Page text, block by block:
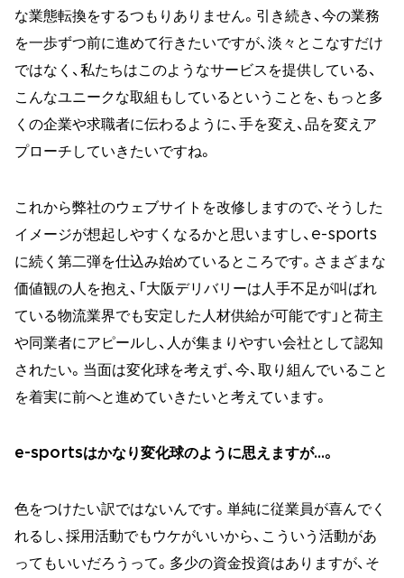
な業態転換をするつもりありません。引き続き、今の業務
を一歩ずつ前に進めて行きたいですが、淡々とこなすだけ
ではなく、私たちはこのようなサービスを提供している、
こんなユニークな取組もしているということを、もっと多
くの企業や求職者に伝わるように、手を変え、品を変えア
プローチしていきたいですね。
これから弊社のウェブサイトを改修しますので、そうした
イメージが想起しやすくなるかと思いますし、e-sports
に続く第二弾を仕込み始めているところです。さまざまな
価値観の人を抱え、「大阪デリバリーは人手不足が叫ばれ
ている物流業界でも安定した人材供給が可能です」と荷主
や同業者にアピールし、人が集まりやすい会社として認知
されたい。当面は変化球を考えず、今、取り組んでいること
を着実に前へと進めていきたいと考えています。
e-sportsはかなり変化球のように思えますが…。
色をつけたい訳ではないんです。単純に従業員が喜んでく
れるし、採用活動でもウケがいいから、こういう活動があ
ってもいいだろうって。多少の資金投資はありますが、そ